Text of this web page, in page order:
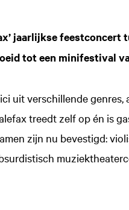
jaarlijkse feestconcert
tot een minifestival
uit verschillende genres,
treedt zelf op én is
zijn nu bevestigd: